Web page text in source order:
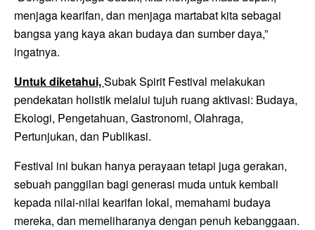
menjaga kearifan, dan menjaga martabat kita sebagai
bangsa yang kaya akan budaya dan sumber daya,”
ingatnya.
Untuk diketahui,Subak Spirit Festival melakukan
pendekatan holistik melalui tujuh ruang aktivasi: Budaya,
Ekologi, Pengetahuan, Gastronomi, Olahraga,
Pertunjukan, dan Publikasi.
Festival ini bukan hanya perayaan tetapi juga gerakan,
sebuah panggilan bagi generasi muda untuk kembali
kepada nilai-nilai kearifan lokal, memahami budaya
mereka, dan memeliharanya dengan penuh kebanggaan.